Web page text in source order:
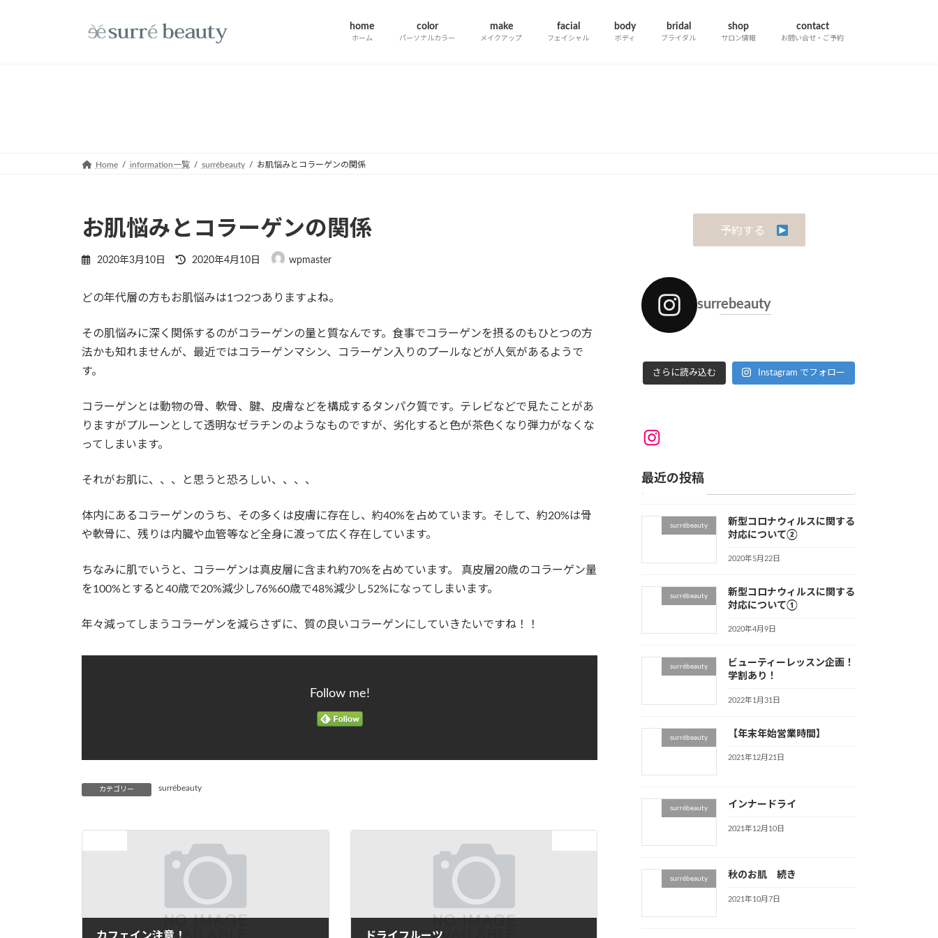
home
ホーム
color
パーソナルカラー
make
メイクアップ
facial
フェイシャル
body
ボディ
bridal
ブライダル
shop
サロン情報
contact
お問い合せ・ご予約
Home information一覧 surrébeauty お肌悩みとコラーゲンの関係
お肌悩みとコラーゲンの関係
2020年3月10日
最
新
時
2020年4月10日 wpmaster
どの年代層の方もお肌悩みは1つ2つありますよね。
その肌悩みに深く関係するのがコラーゲンの量と質なんです。食事でコラーゲンを摂るのもひとつの方
法かも知れませんが、最近ではコラーゲンマシン、コラーゲン入りのプールなどが人気があるようで
す。
コラーゲンとは動物の骨、軟骨、腱、皮膚などを構成するタンパク質です。テレビなどで見たことがあ
りますがプルーンとして透明なゼラチンのようなものですが、劣化すると色が茶色くなり弾力がなくな
ってしまいます。
それがお肌に、、、と思うと恐ろしい、、、、
体内にあるコラーゲンのうち、その多くは皮膚に存在し、約40%を占めています。そして、約20%は骨
や軟骨に、残りは内臓や血管等など全身に渡って広く存在しています。
ちなみに肌でいうと、コラーゲンは真皮層に含まれ約70%を占めています。 真皮層20歳のコラーゲン量
を100%とすると40歳で20%減少し76%60歳で48%減少し52%になってしまいます。
年々減ってしまうコラーゲンを減らさずに、質の良いコラーゲンにしていきたいですね！！
Follow me!
カテゴリー surrébeauty
予約する
surrebeauty
さらに読み込む Instagram でフォロー
Instagram
最近の投稿
surrébeauty
新型コロナウィルスに関する
対応について②
2020年5月22日
surrébeauty
新型コロナウィルスに関する
対応について①
2020年4月9日
surrébeauty
ビューティーレッスン企画！
学割あり！
2022年1月31日
surrébeauty 【年末年始営業時間】
2021年12月21日
surrébeauty インナードライ
2021年12月10日
surrébeauty 秋のお肌 続き
2021年10月7日